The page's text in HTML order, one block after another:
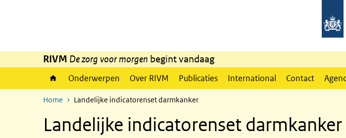
RIVM De zorg voor morgen begint vandaag
Onderwerpen Over RIVM Publicaties International Contact
Home Landelijke indicatorenset darmkanker
Landelijke indicatorenset darmkanker